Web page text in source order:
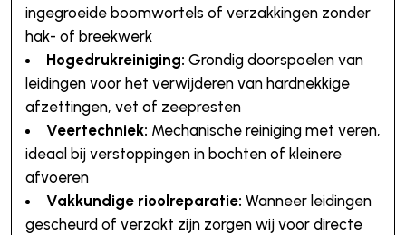
ingegroeide boomwortels of verzakkingen zonder
hak- of breekwerk
Hogedrukreiniging: Grondig doorspoelen van
leidingen voor het verwijderen van hardnekkige
afzettingen, vet of zeepresten
Veertechniek: Mechanische reiniging met veren,
ideaal bij verstoppingen in bochten of kleinere
afvoeren
Vakkundige rioolreparatie: Wanneer leidingen
gescheurd of verzakt zijn zorgen wij voor directe